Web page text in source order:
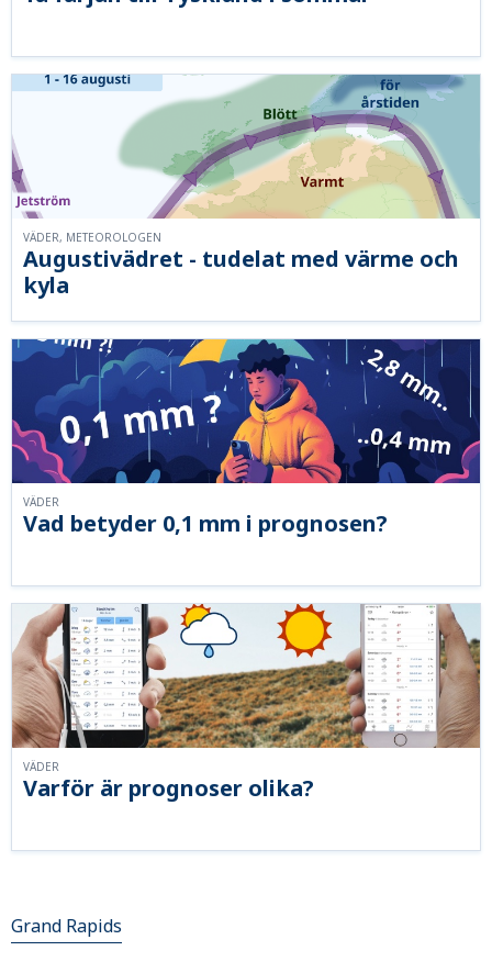
Augustivädret - tudelat med värme och
kyla
VÄDER, METEOROLOGEN
Vad betyder 0,1 mm i prognosen?
VÄDER
Varför är prognoser olika?
VÄDER
Grand Rapids